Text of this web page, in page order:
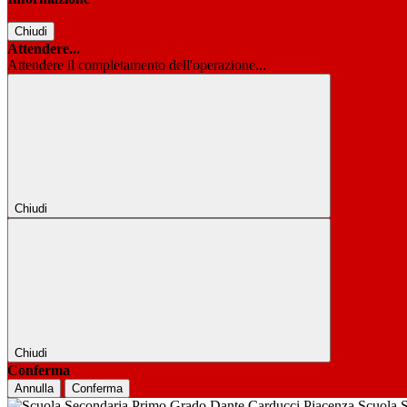
Chiudi
Attendere...
Attendere il completamento dell'operazione...
Chiudi
Chiudi
Conferma
Annulla Conferma